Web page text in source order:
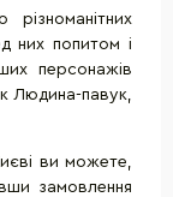
них попитом і
персонажів
Людина-павук,
ви можете,
замовлення